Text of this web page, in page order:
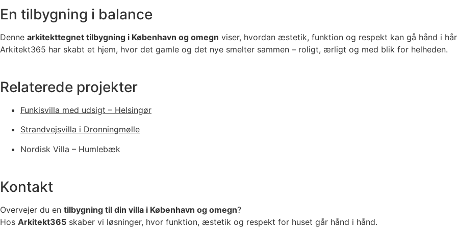
En tilbygning i balance
Denne arkitekttegnet tilbygning i København og omegn viser, hvordan æstetik, funktion og respekt kan gå hånd i
Arkitekt365 har skabt et hjem, hvor det gamle og det nye smelter sammen – roligt, ærligt og med blik for helheden.
Relaterede projekter
Funkisvilla med udsigt – Helsingør
Strandvejsvilla i Dronningmølle
Nordisk Villa – Humlebæk
Kontakt
Overvejer du en tilbygning til din villa i København og omegn?
Hos Arkitekt365 skaber vi løsninger, hvor funktion, æstetik og respekt for huset går hånd i hånd.